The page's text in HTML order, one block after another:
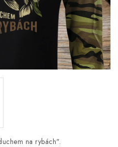
Výměna / vrácení zboží
Obchodní podmínky
na rybách".